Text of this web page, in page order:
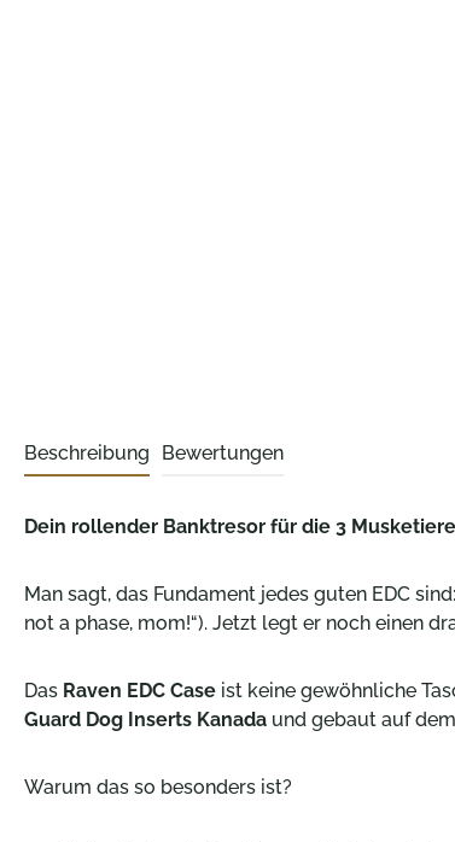
Beschreibung Bewertungen
Dein rollender Banktresor für die 3
Man sagt, das Fundament jedes guten EDC sind:
not a phase, mom!“). Jetzt legt er noch einen
Das Raven EDC Case ist keine gewöhnliche
Guard Dog Inserts Kanada und gebaut auf
Warum das so besonders ist?